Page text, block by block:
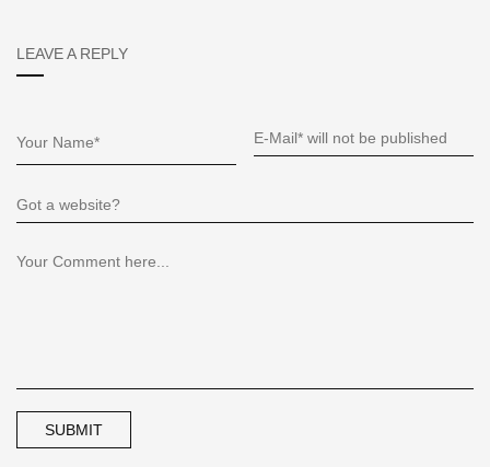
LEAVE A REPLY